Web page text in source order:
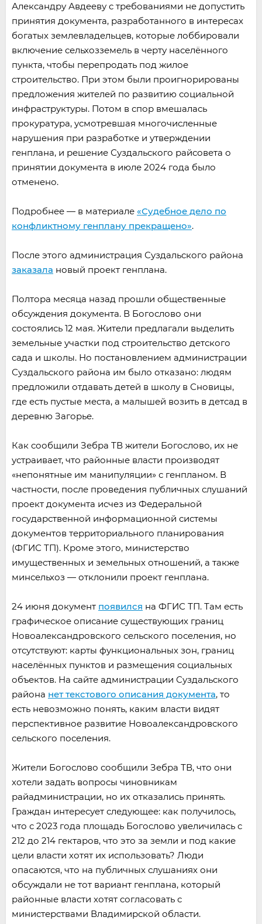
Александру Авдееву с требованиями не допустить
принятия документа, разработанного в интересах
богатых землевладельцев, которые лоббировали
включение сельхозземель в черту населённого
пункта, чтобы перепродать под жилое
строительство. При этом были проигнорированы
предложения жителей по развитию социальной
инфраструктуры. Потом в спор вмешалась
прокуратура, усмотревшая многочисленные
нарушения при разработке и утверждении
генплана, и решение Суздальского райсовета о
принятии документа в июле 2024 года было
отменено.
Подробнее — в материале «Судебное дело по
конфликтному генплану прекращено».
После этого администрация Суздальского района
заказала новый проект генплана.
Полтора месяца назад прошли общественные
обсуждения документа. В Богослово они
состоялись 12 мая. Жители предлагали выделить
земельные участки под строительство детского
сада и школы. Но постановлением администрации
Суздальского района им было отказано: людям
предложили отдавать детей в школу в Сновицы,
где есть пустые места, а малышей возить в детсад в
деревню Загорье.
Как сообщили Зебра ТВ жители Богослово, их не
устраивает, что районные власти производят
«непонятные им манипуляции» с генпланом. В
частности, после проведения публичных слушаний
проект документа исчез из Федеральной
государственной информационной системы
документов территориального планирования
(ФГИС ТП). Кроме этого, министерство
имущественных и земельных отношений, а также
минсельхоз — отклонили проект генплана.
24 июня документ появился на ФГИС ТП. Там есть
графическое описание существующих границ
Новоалександровского сельского поселения, но
отсутствуют: карты функциональных зон, границ
населённых пунктов и размещения социальных
объектов. На сайте администрации Суздальского
района нет текстового описания документа, то
есть невозможно понять, каким власти видят
перспективное развитие Новоалександровского
сельского поселения.
Жители Богослово сообщили Зебра ТВ, что они
хотели задать вопросы чиновникам
райадминистрации, но их отказались принять.
Граждан интересует следующее: как получилось,
что с 2023 года площадь Богослово увеличилась с
212 до 214 гектаров, что это за земли и под какие
цели власти хотят их использовать? Люди
опасаются, что на публичных слушаниях они
обсуждали не тот вариант генплана, который
районные власти хотят согласовать с
министерствами Владимирской области.